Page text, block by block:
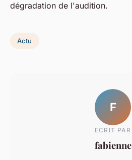
dégradation de l'audition.
Actu
F
ECRIT PAR
fabienne